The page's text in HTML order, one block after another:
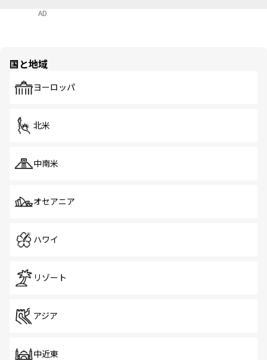
AD
国と地域
ヨーロッパ
北米
中南米
オセアニア
ハワイ
リゾート
アジア
中近東